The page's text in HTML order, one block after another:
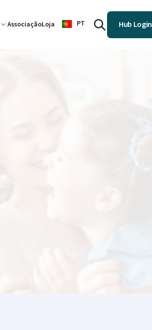
AssociaçãoLoja PT Hub Login